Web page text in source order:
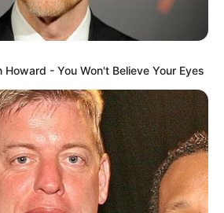
Howard - You Won't Believe Your Eyes